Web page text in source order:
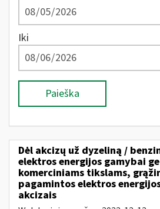
Iki
Paieška
Dėl akcizų už dyzeliną /
elektros energijos gamybai
komerciniams tikslams,
pagamintos elektros
akcizais